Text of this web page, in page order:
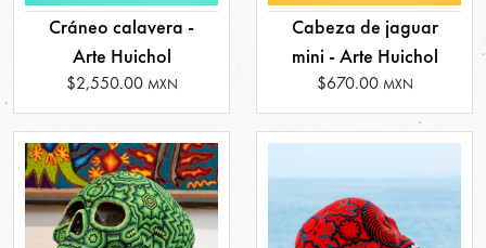
Cráneo calavera -
Arte Huichol
$2,550.00 MXN
Cabeza de jaguar
mini - Arte Huichol
$670.00 MXN